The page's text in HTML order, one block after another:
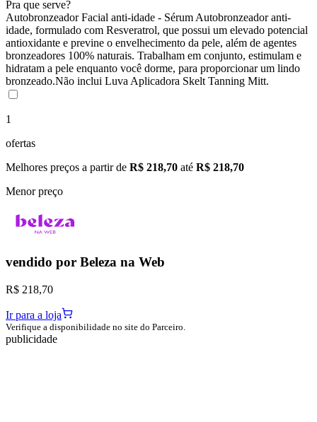
Pra que serve?
Autobronzeador Facial anti-idade - Sérum Autobronzeador anti-
idade, formulado com Resveratrol, que possui um elevado potencial
antioxidante e previne o envelhecimento da pele, além de agentes
bronzeadores 100% naturais. Trabalham em conjunto, estimulam e
hidratam a pele enquanto você dorme, para proporcionar um lindo
bronzeado.Não inclui Luva Aplicadora Skelt Tanning Mitt.
1
ofertas
Melhores preços a partir de R$ 218,70 até R$ 218,70
Menor preço
vendido por Beleza na Web
R$ 218,70
Ir para a loja
Verifique a disponibilidade no site do Parceiro.
publicidade